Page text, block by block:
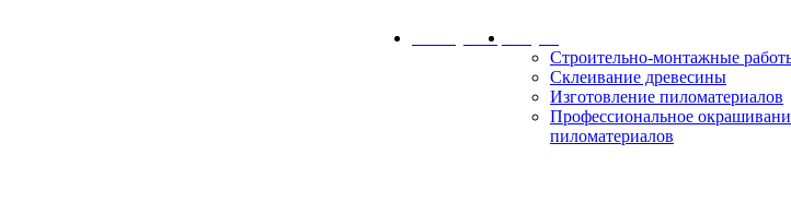
Калькулятор
Строительно-монтажные
Склеивание древесины
Изготовление пиломатериалов
Профессиональное
пиломатериалов